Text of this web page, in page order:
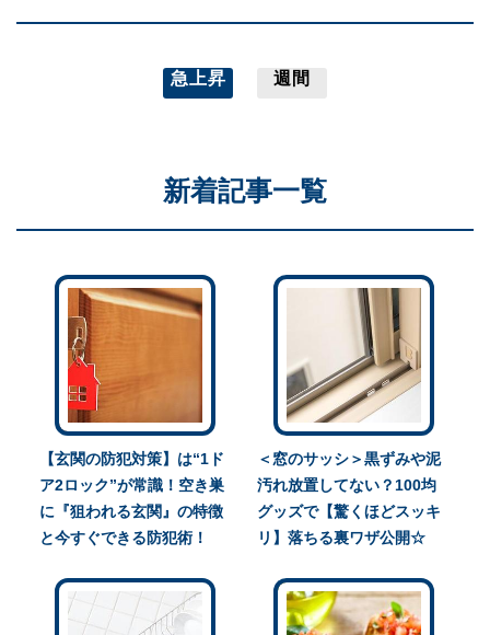
急上昇 週間
新着記事一覧
【玄関の防犯対策】は“1ド
ア2ロック”が常識！空き巣
に『狙われる玄関』の特徴
と今すぐできる防犯術！
＜窓のサッシ＞黒ずみや泥
汚れ放置してない？100均
グッズで【驚くほどスッキ
リ】落ちる裏ワザ公開☆